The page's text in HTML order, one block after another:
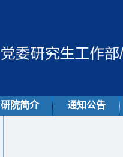
研院简介 通知公告